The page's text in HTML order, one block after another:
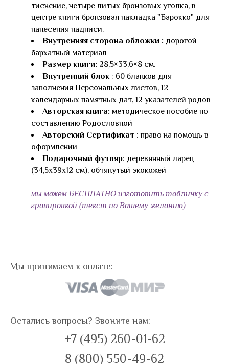
тиснение, четыре литых бронзовых уголка, в
центре книги бронзовая накладка "Барокко" для
нанесения надписи.
Внутренняя сторона обложки : дорогой
бархатный материал
Размер книги: 28,5×33,6×8 см.
Внутренний блок : 60 бланков для
заполнения Персональных листов, 12
календарных памятных дат, 12 указателей родов
Авторская книга: методическое пособие по
составлению Родословной
Авторский Сертификат : право на помощь в
оформлении
Подарочный футляр: деревянный ларец
(34,5х39х12 см), обтянутый экокожей
мы можем БЕСПЛАТНО изготовить табличку с
гравировкой (текст по Вашему желанию)
Мы принимаем к оплате:
Остались вопросы? Звоните нам:
+7 (495) 260-01-62
8 (800) 550-49-62